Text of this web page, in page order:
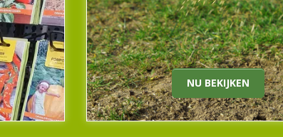
bieten.
en kies
moestuin.
bekijken
NU BEKIJKEN
voor advies over gazonkalk,
Een strak, mooi gazon in het
moeilijk, daar helpen wij
Nu bekijken